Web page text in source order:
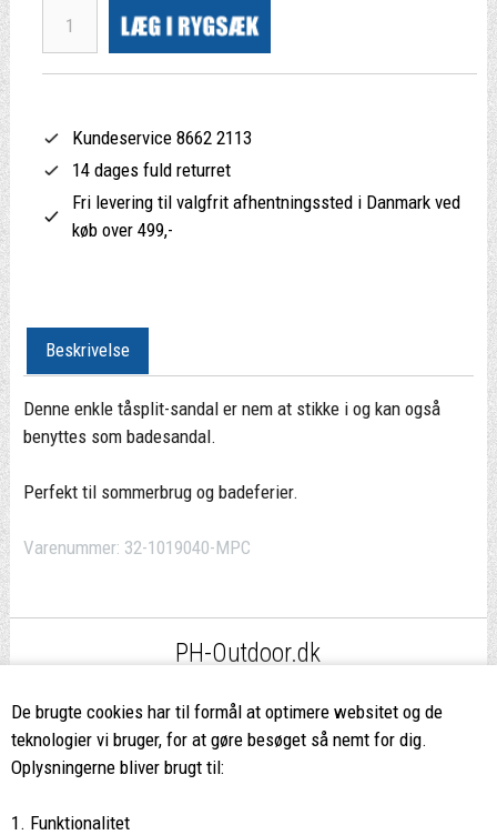
De brugte cookies har til formål at optimere websitet og de
teknologier vi bruger, for at gøre besøget så nemt for dig.
Oplysningerne bliver brugt til:
1. Funktionalitet
Kundeservice 8662 2113
14 dages fuld returret
Fri levering til valgfrit afhentningssted i Danmark ved
køb over 499,-
Beskrivelse
Denne enkle tåsplit-sandal er nem at stikke i og kan også
benyttes som badesandal.
Perfekt til sommerbrug og badeferier.
Varenummer: 32-1019040-MPC
PH-Outdoor.dk
ved køb over 499,-*
8662 2113